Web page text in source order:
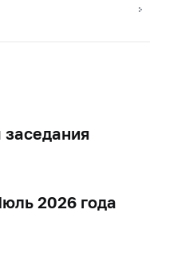
2026 года